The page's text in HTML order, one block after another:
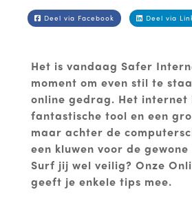
Deel via Facebook Deel via
Het is vandaag Safer
moment om even stil te
online gedrag. Het internet
fantastische tool en een
maar achter de
een kluwen voor de
Surf jij wel veilig? Onze
geeft je enkele tips mee.